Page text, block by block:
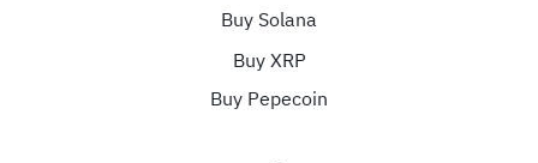
Buy Solana
Buy XRP
Buy Pepecoin